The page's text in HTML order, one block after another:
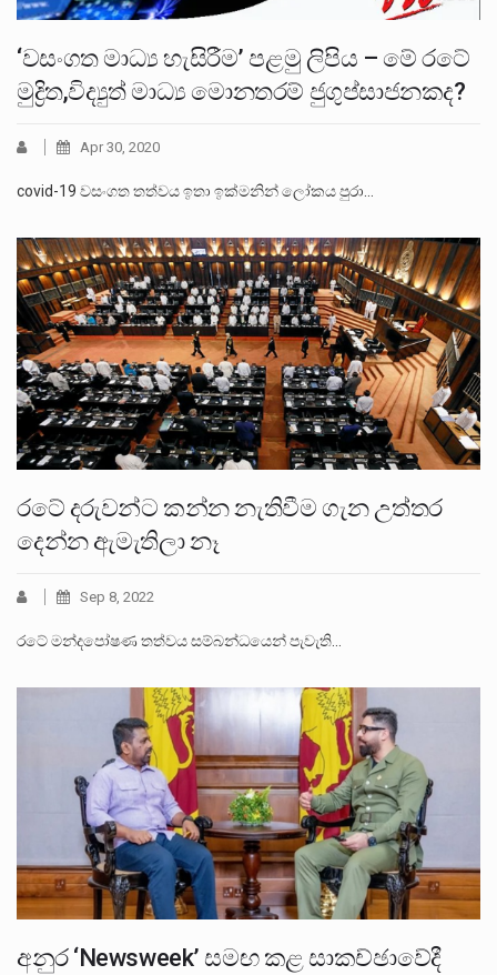
‘වසංගත මාධ්‍ය හැසිරීම’ පළමු ලිපිය – මේ රටේ
මුද්‍රිත,විද්‍යුත් මාධ්‍ය මොනතරම් ජුගුප්සාජනකද?
Apr 30, 2020
covid-19 වසංගත තත්වය ඉතා ඉක්මනින් ලෝකය පුරා…
රටේ දරුවන්ට කන්න නැතිවීම ගැන උත්තර
දෙන්න ඇමැතිලා නෑ
Sep 8, 2022
රටේ මන්දපෝෂණ තත්වය සම්බන්ධයෙන් පැවැති…
අනුර ‘Newsweek’ සමඟ කළ සාකච්ඡාවේදී